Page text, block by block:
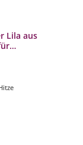
Lila aus